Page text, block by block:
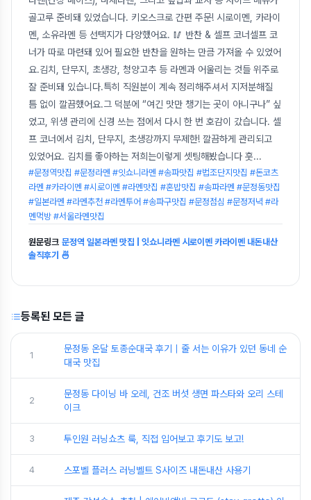
골고루 준비돼 있었습니다. 키오스크로 간편 주문! 시로이멘, 카라이
멘, 소유라멘 등 선택지가 다양했어요. 🥢 반찬 & 셀프 코너셀프 코
너가 따로 마련돼 있어 필요한 반찬을 원하는 만큼 가져올 수 있었어
요.김치, 단무지, 초생강, 청양고추 등 라멘과 어울리는 것들 위주로
잘 준비돼 있습니다.특히 직원분이 계속 정리해주셔서 지저분해질
틈 없이 깔끔했어요.그 덕분에 “여긴 맛만 챙기는 곳이 아니구나” 싶
었고, 위생 관리에 신경 쓰는 점에서 다시 한 번 호감이 갔습니다. 셀
프 코너에서 김치, 단무지, 초생강까지 무제한! 깔끔하게 관리되고
있었어요. 김치를 좋아하는 저희는이렇게 셋팅해봤습니다 훗...
#문정역맛집 #문정라멘 #잇쇼니라멘 #송파맛집 #법조단지맛집 #돈코츠
라멘 #카라이멘 #시로이멘 #라멘맛집 #혼밥맛집 #송파라멘 #문정동맛집
#일본라멘 #라멘추천 #라멘투어 #송파구맛집 #문정점심 #문정저녁 #라
멘먹방 #서울라멘맛집
원문링크 문정역 일본라멘 맛집 | 잇쇼니라멘 시로이멘 카라이멘 내돈내산
솔직후기 🍜
등록된 모든 글
1
문정동 온달 토종순대국 후기｜줄 서는 이유가 있던 동네 순
대국 맛집
2
문정동 다이닝 바 오레, 건조 버섯 생면 파스타와 오리 스테
이크
3 투인원 러닝쇼츠 룩, 직접 입어보고 후기도 보고!
4 스포벨 플러스 러닝벨트 S사이즈 내돈내산 사용기